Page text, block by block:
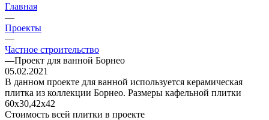
Главная
—
Проекты
—
Частное строительство
—Проект для ванной Борнео
05.02.2021
В данном проекте для ванной используется керамическая
плитка из коллекции Борнео. Размеры кафельной плитки
60х30,42х42
Стоимость всей плитки в проекте